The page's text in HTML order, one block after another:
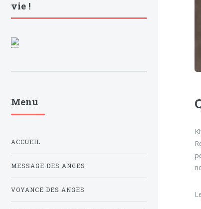
vie !
Menu
ACCUEIL
MESSAGE DES ANGES
VOYANCE DES ANGES